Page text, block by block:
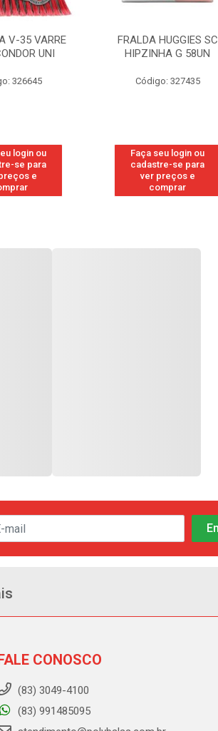
V-35 VARRE
UNI
326645
login ou
se para
e
FRALDA HUGGIES SC
HIPZINHA G 58UN
Código: 327435
Faça seu login ou
cadastre-se para
ver preços e
comprar
CONOSCO
(83) 3049-4100
(83) 991485095